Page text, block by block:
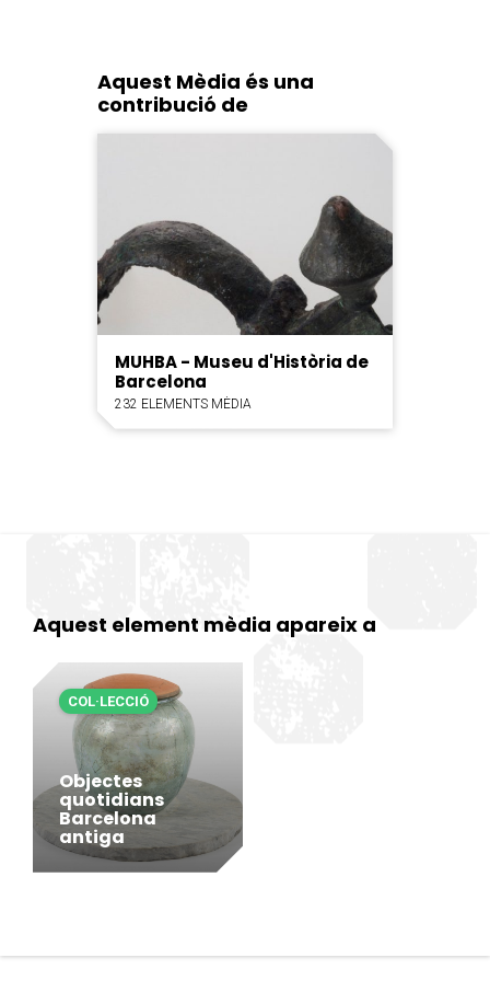
Aquest Mèdia és una
contribució de
MUHBA - Museu d'Història de
Barcelona
232 ELEMENTS MÈDIA
Aquest element mèdia apareix a
Objectes
quotidians
Barcelona
antiga
COL·LECCIÓ